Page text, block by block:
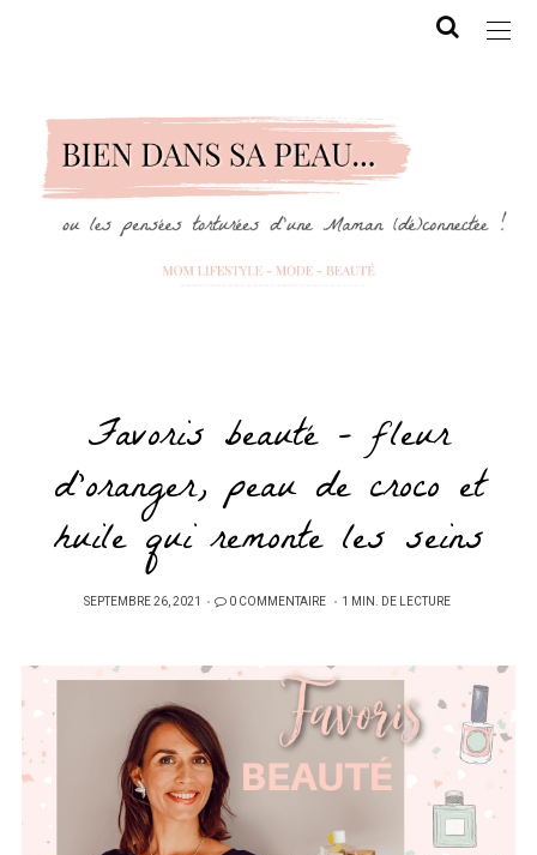
Favoris beauté – fleur
d’oranger, peau de croco et
huile qui remonte les seins
PUBLIÉ
SEPTEMBRE 26, 2021 0 COMMENTAIRE 1 MIN. DE LECTURE